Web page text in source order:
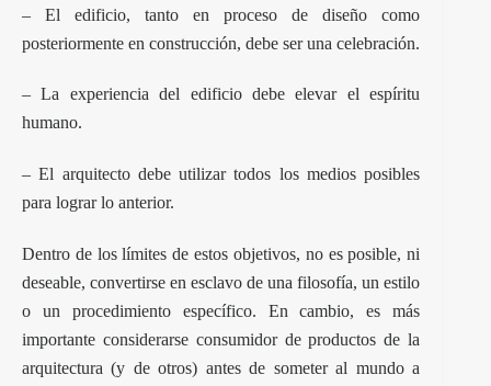
– El edificio, tanto en proceso de diseño como
posteriormente en construcción, debe ser una celebración.
– La experiencia del edificio debe elevar el espíritu
humano.
– El arquitecto debe utilizar todos los medios posibles
para lograr lo anterior.
Dentro de los límites de estos objetivos, no es posible, ni
deseable, convertirse en esclavo de una filosofía, un estilo
o un procedimiento específico. En cambio, es más
importante considerarse consumidor de productos de la
arquitectura (y de otros) antes de someter al mundo a